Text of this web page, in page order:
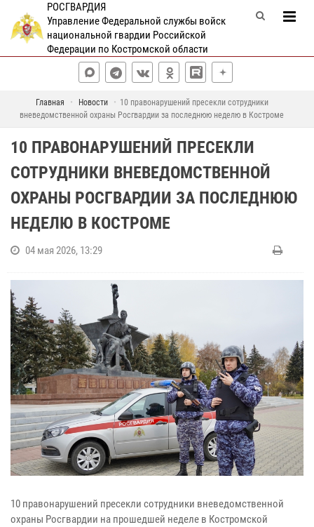
РОСГВАРДИЯ
Управление Федеральной службы войск
национальной гвардии Российской
Федерации по Костромской области
Главная Новости
10 правонарушений пресекли сотрудники
вневедомственной охраны Росгвардии за последнюю неделю в Костроме
10 ПРАВОНАРУШЕНИЙ ПРЕСЕКЛИ
СОТРУДНИКИ ВНЕВЕДОМСТВЕННОЙ
ОХРАНЫ РОСГВАРДИИ ЗА ПОСЛЕДНЮЮ
НЕДЕЛЮ В КОСТРОМЕ
04 мая 2026, 13:29
10 правонарушений пресекли сотрудники вневедомственной
охраны Росгвардии на прошедшей неделе в Костромской